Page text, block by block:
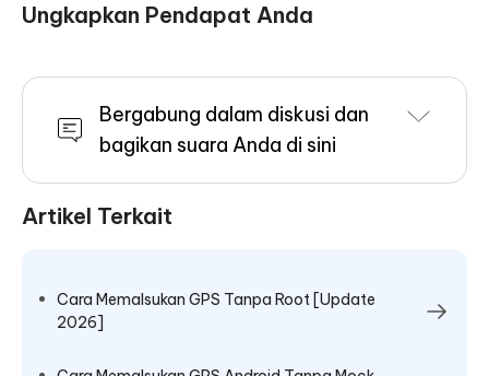
Ungkapkan Pendapat Anda
Bergabung dalam diskusi dan
bagikan suara Anda di sini
Artikel Terkait
Cara Memalsukan GPS Tanpa Root [Update
2026]